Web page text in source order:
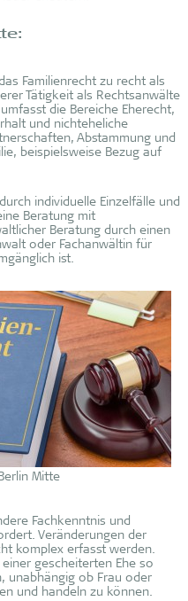
Familienrecht zu recht als
Tätigkeit als Rechtsanwälte
die Bereiche Eherecht,
und nichteheliche
Abstammung und
beispielsweise Bezug auf
individuelle Einzelfälle und
Beratung mit
Beratung durch einen
oder Fachanwältin für
ist.
Mitte
Fachkenntnis und
Veränderungen der
komplex erfasst werden.
gescheiterten Ehe so
unabhängig ob Frau oder
und handeln zu können.